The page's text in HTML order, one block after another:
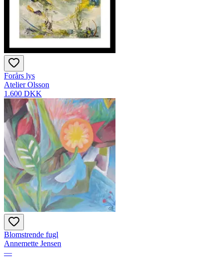
Forårs lys
Atelier Olsson
1.600 DKK
Blomstrende fugl
Annemette Jensen
—